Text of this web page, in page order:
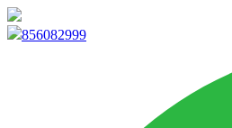
856082999